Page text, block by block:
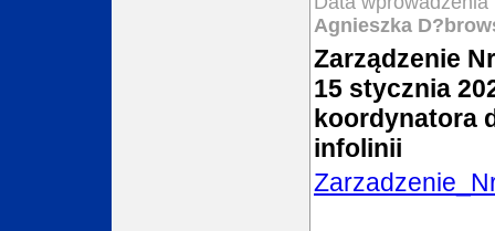
Agnieszka
Zarządzenie
15 stycznia
koordynatora
infolinii